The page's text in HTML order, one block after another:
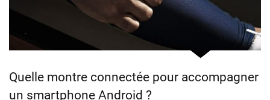
Quelle montre connectée pour accompagner
un smartphone Android ?